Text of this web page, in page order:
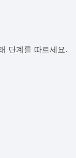
단계를 따르세요.